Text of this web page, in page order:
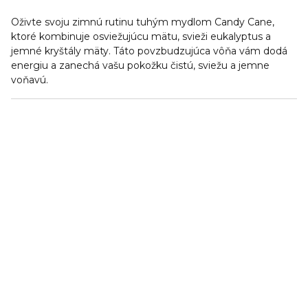
Oživte svoju zimnú rutinu tuhým mydlom Candy Cane,
ktoré kombinuje osviežujúcu mätu, svieži eukalyptus a
jemné kryštály mäty. Táto povzbudzujúca vôňa vám dodá
energiu a zanechá vašu pokožku čistú, sviežu a jemne
voňavú.